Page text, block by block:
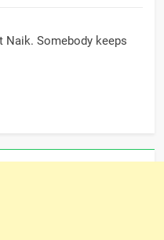
Naik. Somebody keeps